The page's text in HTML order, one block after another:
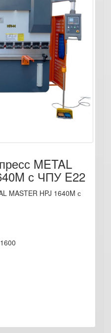
METAL
с ЧПУ E22
MASTER HPJ 1640M с